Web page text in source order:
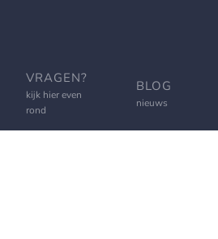
VRAGEN?
kijk hier even
rond
BLOG
nieuws